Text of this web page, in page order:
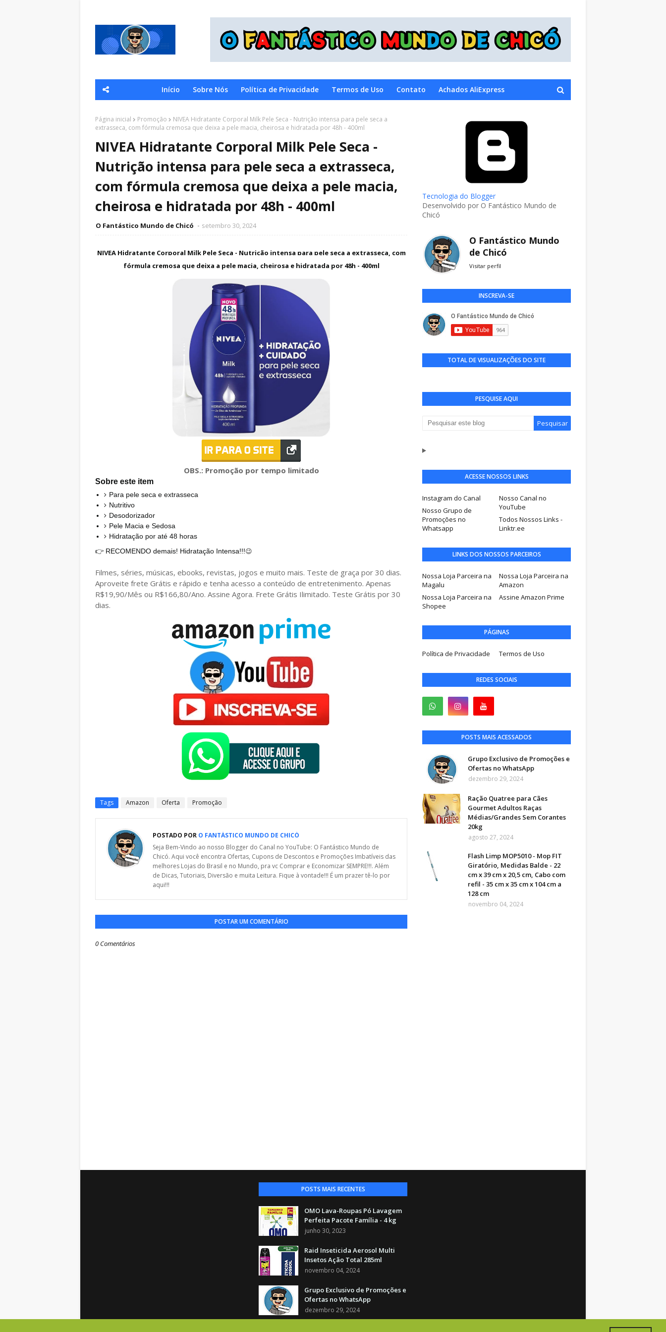
Início Sobre Nós Política de Privacidade Termos de Uso Contato Achados AliExpress
Página inicial Promoção
NIVEA Hidratante Corporal Milk Pele Seca - Nutrição intensa para pele seca a
extrasseca, com fórmula cremosa que deixa a pele macia, cheirosa e hidratada por 48h - 400ml
NIVEA Hidratante Corporal Milk Pele Seca -
Nutrição intensa para pele seca a extrasseca,
com fórmula cremosa que deixa a pele macia,
cheirosa e hidratada por 48h - 400ml
O Fantástico Mundo de Chicó setembro 30, 2024
NIVEA Hidratante Corporal Milk Pele Seca - Nutrição intensa para pele seca a extrasseca, com
fórmula cremosa que deixa a pele macia, cheirosa e hidratada por 48h - 400ml
OBS.: Promoção por tempo limitado
Sobre este item
Para pele seca e extrasseca
Nutritivo
Desodorizador
Pele Macia e Sedosa
Hidratação por até 48 horas
👉 RECOMENDO demais! Hidratação Intensa!!!😉
Filmes, séries, músicas, ebooks, revistas, jogos e muito mais. Teste de graça por 30 dias.
Aproveite frete Grátis e rápido e tenha acesso a conteúdo de entretenimento. Apenas
R$19,90/Mês ou R$166,80/Ano. Assine Agora. Frete Grátis Ilimitado. Teste Grátis por 30
dias.
Tags Amazon Oferta Promoção
POSTADO POR O FANTÁSTICO MUNDO DE CHICÓ
Seja Bem-Vindo ao nosso Blogger do Canal no YouTube: O Fantástico Mundo de
Chicó. Aqui você encontra Ofertas, Cupons de Descontos e Promoções Imbatíveis das
melhores Lojas do Brasil e no Mundo, pra vc Comprar e Economizar SEMPRE!!!. Além
de Dicas, Tutoriais, Diversão e muita Leitura. Fique à vontade!!! É um prazer tê-lo por
aqui!!!
POSTAR UM COMENTÁRIO
0 Comentários
Tecnologia do Blogger
Desenvolvido por O Fantástico Mundo de
Chicó
O Fantástico Mundo
de Chicó
Visitar perfil
INSCREVA-SE
TOTAL DE VISUALIZAÇÕES DO SITE
PESQUISE AQUI
ACESSE NOSSOS LINKS
Instagram do Canal
Nosso Canal no
YouTube
Nosso Grupo de
Promoções no
Whatsapp
Todos Nossos Links -
Linktr.ee
LINKS DOS NOSSOS PARCEIROS
Nossa Loja Parceira na
Magalu
Nossa Loja Parceira na
Amazon
Nossa Loja Parceira na
Shopee
Assine Amazon Prime
PÁGINAS
Política de Privacidade Termos de Uso
REDES SOCIAIS
POSTS MAIS ACESSADOS
Grupo Exclusivo de Promoções e
Ofertas no WhatsApp
dezembro 29, 2024
Ração Quatree para Cães
Gourmet Adultos Raças
Médias/Grandes Sem Corantes
20kg
agosto 27, 2024
Flash Limp MOP5010 - Mop FIT
Giratório, Medidas Balde - 22
cm x 39 cm x 20,5 cm, Cabo com
refil - 35 cm x 35 cm x 104 cm a
128 cm
novembro 04, 2024
POSTS MAIS RECENTES
OMO Lava-Roupas Pó Lavagem
Perfeita Pacote Família - 4 kg
junho 30, 2023
Raid Inseticida Aerosol Multi
Insetos Ação Total 285ml
novembro 04, 2024
Grupo Exclusivo de Promoções e
Ofertas no WhatsApp
dezembro 29, 2024